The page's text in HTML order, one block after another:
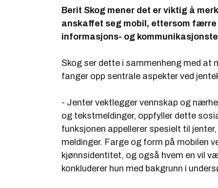
Berit Skog mener det er viktig å
anskaffet seg mobil, ettersom
informasjons- og
Skog ser dette i sammenheng med at
fanger opp sentrale aspekter ved
- Jenter vektlegger vennskap og
og tekstmeldinger, oppfyller dette
funksjonen appellerer spesielt til
meldinger. Farge og form på mobilen
kjønnsidentitet, og også hvem en vil
konkluderer hun med bakgrunn i